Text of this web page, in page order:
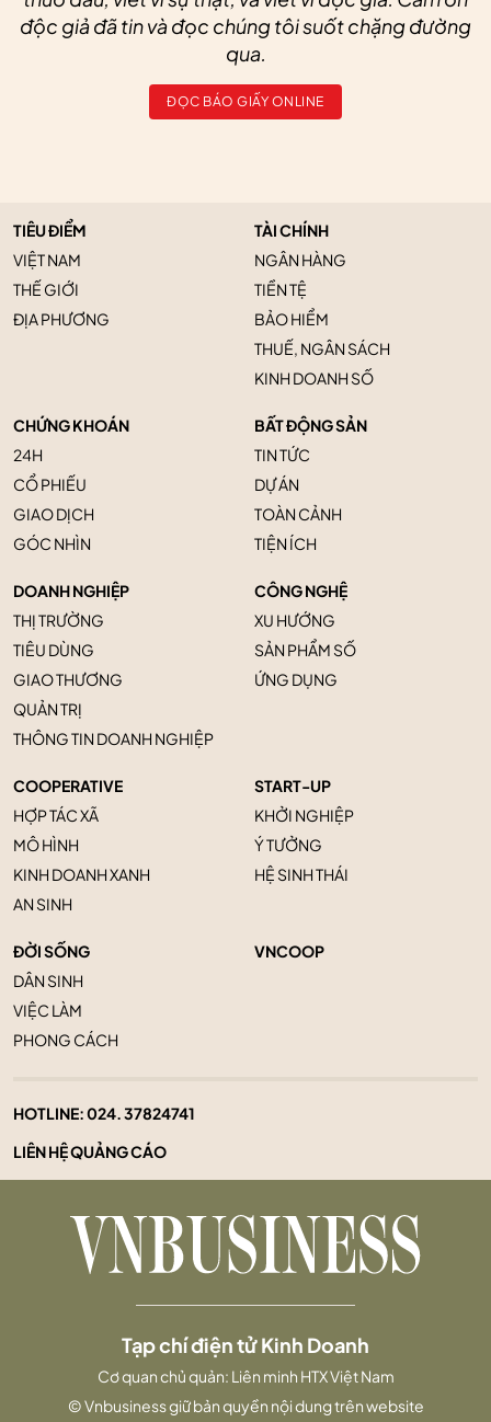
độc giả đã tin và đọc chúng tôi suốt chặng đường
qua.
ĐỌC BÁO GIẤY ONLINE
TIÊU ĐIỂM
VIỆT NAM
THẾ GIỚI
ĐỊA PHƯƠNG
TÀI CHÍNH
NGÂN HÀNG
TIỀN TỆ
BẢO HIỂM
THUẾ, NGÂN SÁCH
KINH DOANH SỐ
CHỨNG KHOÁN
24H
CỔ PHIẾU
GIAO DỊCH
GÓC NHÌN
BẤT ĐỘNG SẢN
TIN TỨC
DỰ ÁN
TOÀN CẢNH
TIỆN ÍCH
DOANH NGHIỆP
THỊ TRƯỜNG
TIÊU DÙNG
GIAO THƯƠNG
QUẢN TRỊ
THÔNG TIN DOANH NGHIỆP
CÔNG NGHỆ
XU HƯỚNG
SẢN PHẨM SỐ
ỨNG DỤNG
COOPERATIVE
HỢP TÁC XÃ
MÔ HÌNH
KINH DOANH XANH
AN SINH
START-UP
KHỞI NGHIỆP
Ý TƯỞNG
HỆ SINH THÁI
ĐỜI SỐNG
DÂN SINH
VIỆC LÀM
PHONG CÁCH
VNCOOP
HOTLINE:024. 37824741
LIÊN HỆ QUẢNG CÁO
Tạp chí điện tử Kinh Doanh
Cơ quan chủ quản: Liên minh HTX Việt Nam
© Vnbusiness giữ bản quyền nội dung trên website